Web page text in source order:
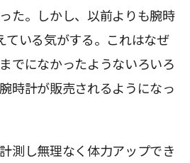
た。しかし、以前よりも腕時
ている気がする。これはなぜ
でになかったようないろいろ
時計が販売されるようになっ
測し無理なく体力アップでき